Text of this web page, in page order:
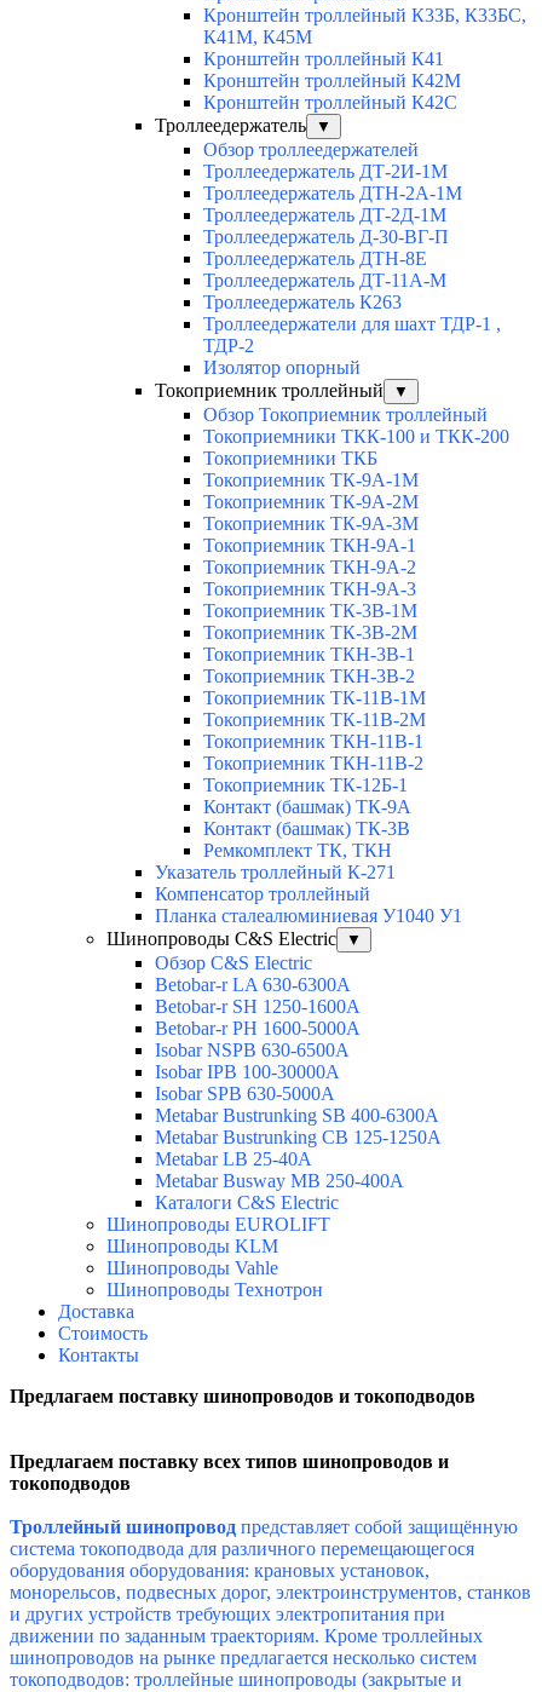
Кронштейн троллейный К33Б, К33БС,
К41М, К45М
Кронштейн троллейный К41
Кронштейн троллейный К42М
Кронштейн троллейный К42С
Троллеедержатель
▼
Обзор троллеедержателей
Троллеедержатель ДТ-2И-1М
Троллеедержатель ДТН-2А-1М
Троллеедержатель ДТ-2Д-1М
Троллеедержатель Д-30-ВГ-П
Троллеедержатель ДТН-8Е
Троллеедержатель ДТ-11А-М
Троллеедержатель К263
Троллеедержатели для шахт ТДР-1 ,
ТДР-2
Изолятор опорный
Токоприемник троллейный
▼
Обзор Токоприемник троллейный
Токоприемники ТКК-100 и ТКК-200
Токоприемники ТКБ
Токоприемник ТК-9А-1М
Токоприемник ТК-9А-2М
Токоприемник ТК-9А-3М
Токоприемник ТКН-9А-1
Токоприемник ТКН-9А-2
Токоприемник ТКН-9А-3
Токоприемник ТК-3В-1М
Токоприемник ТК-3В-2М
Токоприемник ТКН-3В-1
Токоприемник ТКН-3В-2
Токоприемник ТК-11В-1М
Токоприемник ТК-11В-2М
Токоприемник ТКН-11В-1
Токоприемник ТКН-11В-2
Токоприемник ТК-12Б-1
Контакт (башмак) ТК-9А
Контакт (башмак) ТК-3В
Ремкомплект ТК, ТКН
Указатель троллейный К-271
Компенсатор троллейный
Планка сталеалюминиевая У1040 У1
Шинопроводы C&S Electric
▼
Обзор C&S Electric
Betobar-r LA 630-6300A
Betobar-r SH 1250-1600A
Betobar-r PH 1600-5000A
Isobar NSPB 630-6500A
Isobar IPB 100-30000A
Isobar SPB 630-5000A
Metabar Bustrunking SB 400-6300A
Metabar Bustrunking CB 125-1250A
Metabar LB 25-40A
Metabar Busway MB 250-400A
Каталоги C&S Electric
Шинопроводы EUROLIFT
Шинопроводы KLM
Шинопроводы Vahle
Шинопроводы Технотрон
Доставка
Стоимость
Контакты
Предлагаем поставку шинопроводов и токоподводов
Предлагаем поставку всех типов шинопроводов и
токоподводов
Троллейный шинопровод представляет собой защищённую
система токоподвода для различного перемещающегося
оборудования оборудования: крановых установок,
монорельсов, подвесных дорог, электроинструментов, станков
и других устройств требующих электропитания при
движении по заданным траекториям. Кроме троллейных
шинопроводов на рынке предлагается несколько систем
токоподводов: троллейные шинопроводы (закрытые и